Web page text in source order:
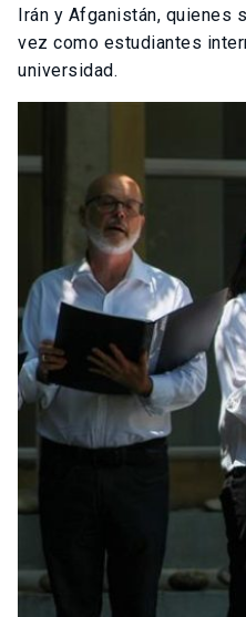
Irán y Afganistán, quienes
vez como estudiantes
universidad.